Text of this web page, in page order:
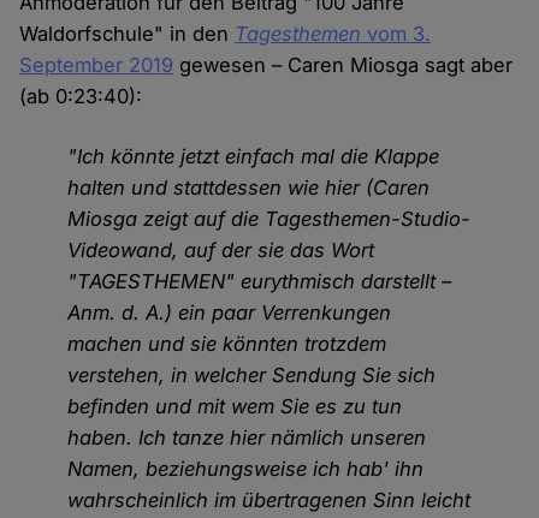
Waldorfschule" in den Tagesthemen vom 3.
September 2019 gewesen – Caren Miosga sagt aber
(ab 0:23:40):
"Ich könnte jetzt einfach mal die Klappe
halten und stattdessen wie hier (Caren
Miosga zeigt auf die Tagesthemen-Studio-
Videowand, auf der sie das Wort
"TAGESTHEMEN" eurythmisch darstellt –
Anm. d. A.) ein paar Verrenkungen
machen und sie könnten trotzdem
verstehen, in welcher Sendung Sie sich
befinden und mit wem Sie es zu tun
haben. Ich tanze hier nämlich unseren
Namen, beziehungsweise ich hab' ihn
wahrscheinlich im übertragenen Sinn leicht